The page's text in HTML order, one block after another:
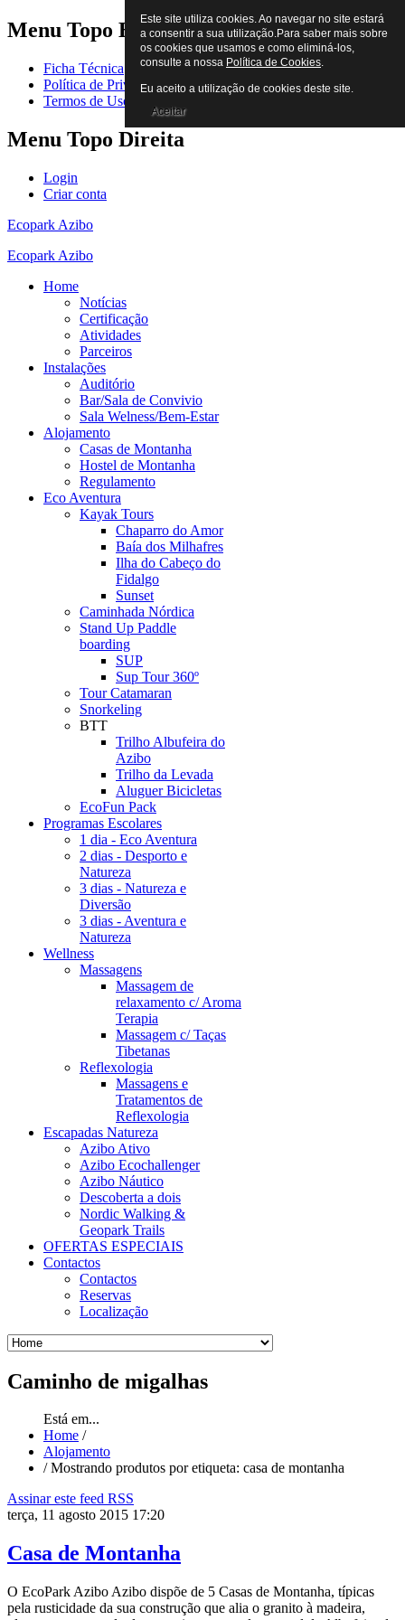
Menu Topo Esquerda
Ficha Técnica
Política de Privacidade
Termos de Uso
Menu Topo Direita
Login
Criar conta
Ecopark Azibo
Ecopark Azibo
Home
Notícias
Certificação
Atividades
Parceiros
Instalações
Auditório
Bar/Sala de Convivio
Sala Welness/Bem-Estar
Alojamento
Casas de Montanha
Hostel de Montanha
Regulamento
Eco Aventura
Kayak Tours
Chaparro do Amor
Baía dos Milhafres
Ilha do Cabeço do
Fidalgo
Sunset
Caminhada Nórdica
Stand Up Paddle
boarding
SUP
Sup Tour 360º
Tour Catamaran
Snorkeling
BTT
Trilho Albufeira do
Azibo
Trilho da Levada
Aluguer Bicicletas
EcoFun Pack
Programas Escolares
1 dia - Eco Aventura
2 dias - Desporto e
Natureza
3 dias - Natureza e
Diversão
3 dias - Aventura e
Natureza
Wellness
Massagens
Massagem de
relaxamento c/ Aroma
Terapia
Massagem c/ Taças
Tibetanas
Reflexologia
Massagens e
Tratamentos de
Reflexologia
Escapadas Natureza
Azibo Ativo
Azibo Ecochallenger
Azibo Náutico
Descoberta a dois
Nordic Walking &
Geopark Trails
OFERTAS ESPECIAIS
Contactos
Contactos
Reservas
Localização
Caminho de migalhas
Está em...
Home /
Alojamento
/ Mostrando produtos por etiqueta: casa de montanha
Assinar este feed RSS
terça, 11 agosto 2015 17:20
Casa de Montanha
O EcoPark Azibo Azibo dispõe de 5 Casas de Montanha, típicas
pela rusticidade da sua construção que alia o granito à madeira,
Este site utiliza cookies. Ao navegar no site estará
a consentir a sua utilização.Para saber mais sobre
os cookies que usamos e como eliminá-los,
consulte a nossa Política de Cookies.
Eu aceito a utilização de cookies deste site.
Aceitar